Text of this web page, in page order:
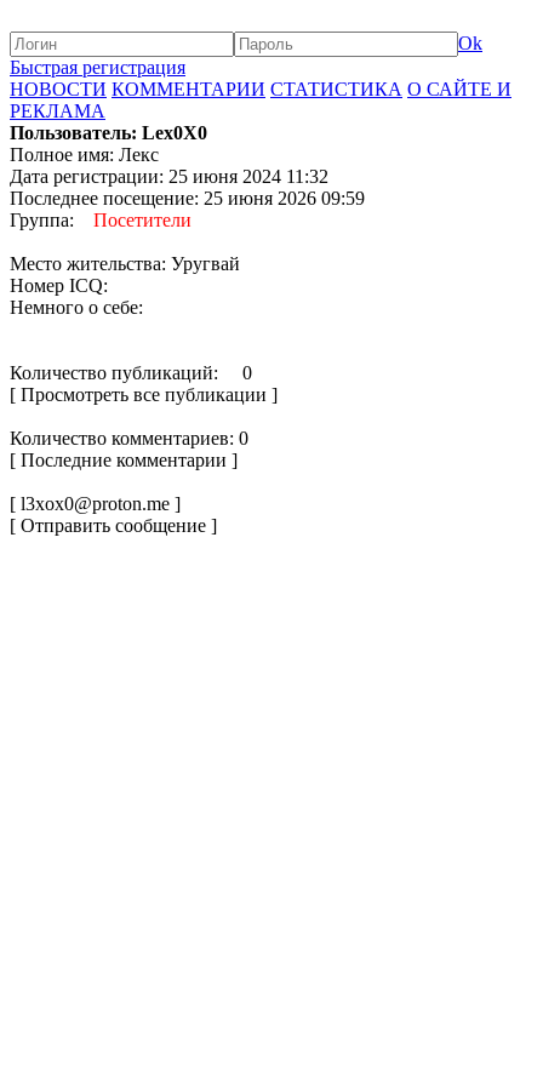
Ok
Быстрая регистрация
НОВОСТИ КОММЕНТАРИИ СТАТИСТИКА О САЙТЕ И
РЕКЛАМА
Пользователь: Lex0X0
Полное имя: Лекс
Дата регистрации: 25 июня 2024 11:32
Последнее посещение: 25 июня 2026 09:59
Группа: Посетители
Место жительства: Уругвай
Номер ICQ:
Немного о себе:
Количество публикаций: 0
[ Просмотреть все публикации ]
Количество комментариев: 0
[ Последние комментарии ]
[ l3xox0@proton.me ]
[ Отправить сообщение ]